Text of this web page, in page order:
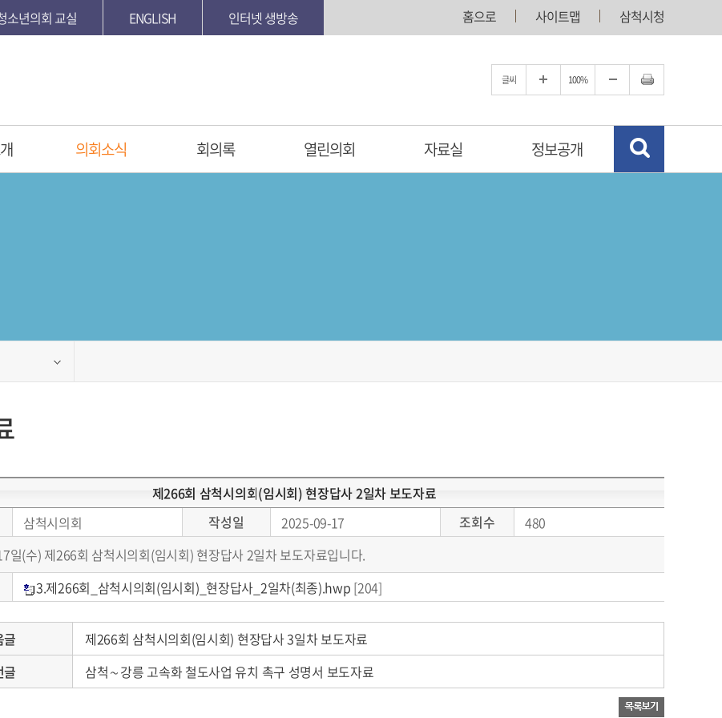
소년의회 교실 ENGLISH 인터넷 생방송 홈으로 사이트맵 삼척시청
글씨 100%
의회소식 회의록 열린의회 자료실 정보공개
제266회 삼척시의회(임시회) 현장답사 2일차 보도자료
삼척시의회 작성일 2025-09-17 조회수
480
일(수) 제266회 삼척시의회(임시회) 현장답사 2일차 보도자료입니다.
3.제266회_삼척시의회(임시회)_현장답사_2일차(최종).hwp [204]
글
제266회 삼척시의회(임시회) 현장답사 3일차 보도자료
글
삼척∼강릉 고속화 철도사업 유치 촉구 성명서 보도자료